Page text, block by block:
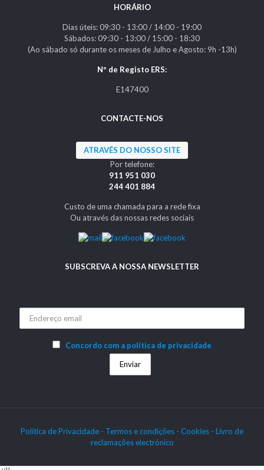
HORÁRIO
Dias úteis: 09:30 - 13:00 / 14:00 - 19:00
Sábados: 09:30 - 13:00 / 15:00 - 18:30
(Ao sábado só durante os meses de Julho e Agosto: 9h -13h)
Nº de Registo ERS:
E147400
CONTACTE-NOS
ATRAVÉS DO NOSSO SITE
Por telefone:
911 951 030
244 401 884
Custo de uma chamada para a rede fixa
Ou através das nossas redes sociais
SUBSCREVA A NOSSA NEWSLETTER
Concordo com a política de privacidade
Política de Privacidade - Termos e condições - Cookies - Livro de
reclamações electrónico